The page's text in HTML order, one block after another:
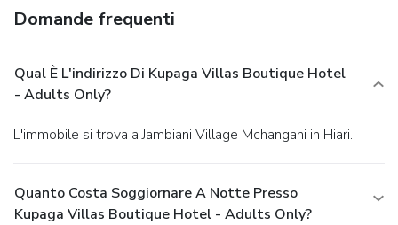
Domande frequenti
Qual È L'indirizzo Di Kupaga Villas Boutique Hotel
- Adults Only?
L'immobile si trova a Jambiani Village Mchangani in Hiari.
Quanto Costa Soggiornare A Notte Presso
Kupaga Villas Boutique Hotel - Adults Only?